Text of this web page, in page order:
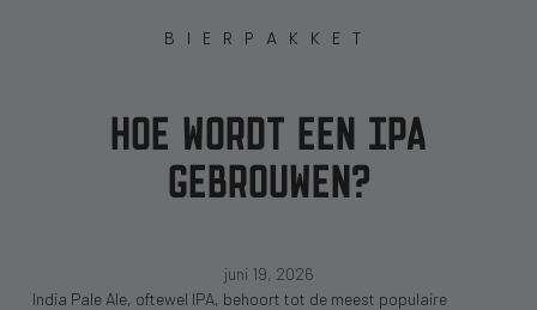
BIERPAKKET
HOE WORDT EEN IPA
GEBROUWEN?
juni 19, 2026
India Pale Ale, oftewel IPA, behoort tot de meest populaire